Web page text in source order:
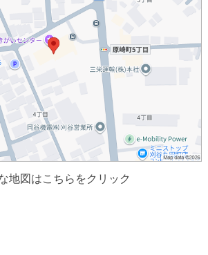
地図はこちらをクリック